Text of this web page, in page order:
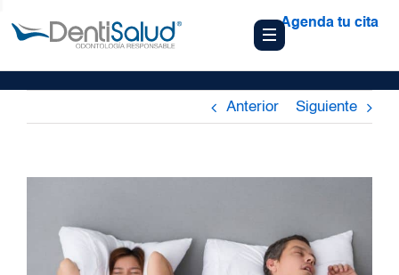
Agenda tu cita
Anterior Siguiente